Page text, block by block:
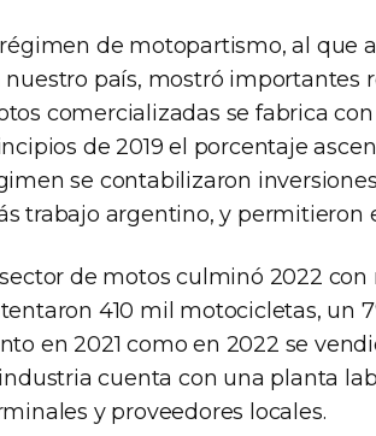
de motopartismo, al que
nuestro país, mostró importantes
comercializadas se fabrica
de 2019 el porcentaje
se contabilizaron
trabajo argentino, y permitieron
de motos culminó 2022
410 mil motocicletas, un
en 2021 como en 2022 se
cuenta con una planta
y proveedores locales.